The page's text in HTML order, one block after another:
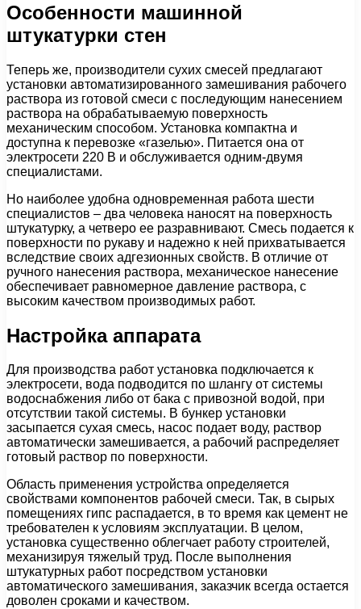
Особенности машинной
штукатурки стен
Теперь же, производители сухих смесей предлагают
установки автоматизированного замешивания рабочего
раствора из готовой смеси с последующим нанесением
раствора на обрабатываемую поверхность
механическим способом. Установка компактна и
доступна к перевозке «газелью». Питается она от
электросети 220 В и обслуживается одним-двумя
специалистами.
Но наиболее удобна одновременная работа шести
специалистов – два человека наносят на поверхность
штукатурку, а четверо ее разравнивают. Смесь подается к
поверхности по рукаву и надежно к ней прихватывается
вследствие своих адгезионных свойств. В отличие от
ручного нанесения раствора, механическое нанесение
обеспечивает равномерное давление раствора, с
высоким качеством производимых работ.
Настройка аппарата
Для производства работ установка подключается к
электросети, вода подводится по шлангу от системы
водоснабжения либо от бака с привозной водой, при
отсутствии такой системы. В бункер установки
засыпается сухая смесь, насос подает воду, раствор
автоматически замешивается, а рабочий распределяет
готовый раствор по поверхности.
Область применения устройства определяется
свойствами компонентов рабочей смеси. Так, в сырых
помещениях гипс распадается, в то время как цемент не
требователен к условиям эксплуатации. В целом,
установка существенно облегчает работу строителей,
механизируя тяжелый труд. После выполнения
штукатурных работ посредством установки
автоматического замешивания, заказчик всегда остается
доволен сроками и качеством.